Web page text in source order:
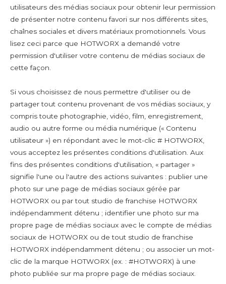
utilisateurs des médias sociaux pour obtenir leur permission
de présenter notre contenu favori sur nos différents sites,
chaînes sociales et divers matériaux promotionnels. Vous
lisez ceci parce que HOTWORX a demandé votre
permission d'utiliser votre contenu de médias sociaux de
cette façon.
Si vous choisissez de nous permettre d'utiliser ou de
partager tout contenu provenant de vos médias sociaux, y
compris toute photographie, vidéo, film, enregistrement,
audio ou autre forme ou média numérique (« Contenu
utilisateur ») en répondant avec le mot-clic # HOTWORX,
vous acceptez les présentes conditions d'utilisation. Aux
fins des présentes conditions d'utilisation, « partager »
signifie l'une ou l'autre des actions suivantes : publier une
photo sur une page de médias sociaux gérée par
HOTWORX ou par tout studio de franchise HOTWORX
indépendamment détenu ; identifier une photo sur ma
propre page de médias sociaux avec le compte de médias
sociaux de HOTWORX ou de tout studio de franchise
HOTWORX indépendamment détenu ; ou associer un mot-
clic de la marque HOTWORX (ex. : #HOTWORX) à une
photo publiée sur ma propre page de médias sociaux.